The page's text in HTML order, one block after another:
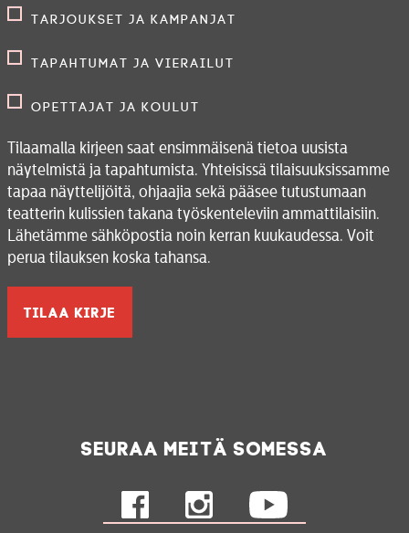
Tarjoukset ja kampanjat
Tapahtumat ja vierailut
Opettajat ja koulut
Tilaamalla kirjeen saat ensimmäisenä tietoa uusista
näytelmistä ja tapahtumista. Yhteisissä tilaisuuksissamme
tapaa näyttelijöitä, ohjaajia sekä pääsee tutustumaan
teatterin kulissien takana työskenteleviin ammattilaisiin.
Lähetämme sähköpostia noin kerran kuukaudessa. Voit
perua tilauksen koska tahansa.
Seuraa meitä somessa